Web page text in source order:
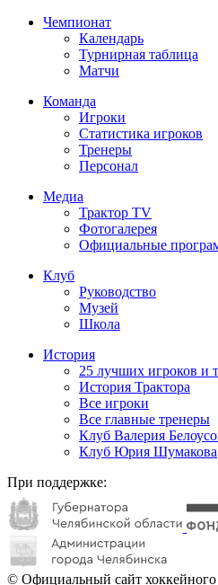
Чемпионат
Календарь
Турнирная таблица
Матчи
Команда
Игроки
Статистика игроков
Тренеры
Персонал
Медиа
Трактор TV
Фотогалерея
Официальные
Клуб
Руководство
Музей
Школа
История
25 лучших игроков и
История Трактора
Все игроки
Все главные тренеры
Клуб Валерия
Клуб Юрия Шумакова
При поддержке:
© Официальный сайт хоккейного